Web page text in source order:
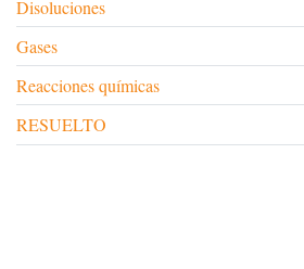
Disoluciones
Gases
Reacciones químicas
RESUELTO